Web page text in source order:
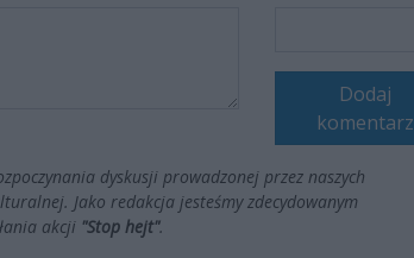
Dodaj
komentarz
dyskusji prowadzonej przez naszych
Jako redakcja jesteśmy zdecydowanym
akcji "Stop hejt".